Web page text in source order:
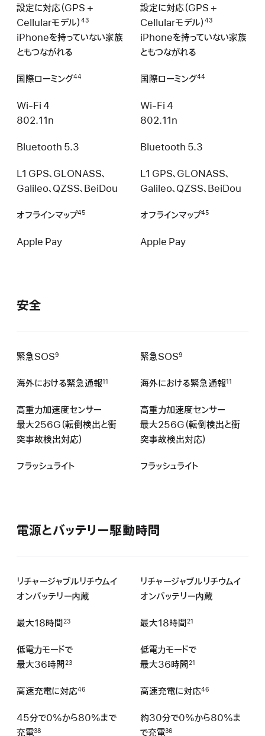
設定に対応（GPS +
Cellularモデル） 43
iPhone を持っていない家族
ともつながれる
設定に対応（GPS +
Cellularモデル） 43
iPhone を持っていない家族
ともつながれる
国際ローミング44 国際ローミング44
Wi-Fi 4
802.11n
Wi-Fi 4
802.11n
Bluetooth 5.3 Bluetooth 5.3
L1 GPS、GLONASS、
Galileo、QZSS、BeiDou
L1 GPS、GLONASS、
Galileo、QZSS、BeiDou
オフラインマップ45 オフラインマップ45
Apple Pay Apple Pay
安全
緊急SOS9 緊急SOS9
海外における緊急通報11 海外における緊急通報11
高重力加速度センサー
最大256G（転倒検出と衝
突事故検出対応）
高重力加速度センサー
最大256G（転倒検出と衝
突事故検出対応）
フラッシュライト フラッシュライト
電源とバッテリー駆動時間
リチャージャブルリチウムイ
オンバッテリー内蔵
リチャージャブルリチウムイ
オンバッテリー内蔵
最大18時間 23 最大18時間 21
低電力モードで
最大36時間 23
低電力モードで
最大36時間 21
高速充電に対応46 高速充電に対応46
45分で0%から80%まで
充電38
約30分で0%から80%ま
で充電36